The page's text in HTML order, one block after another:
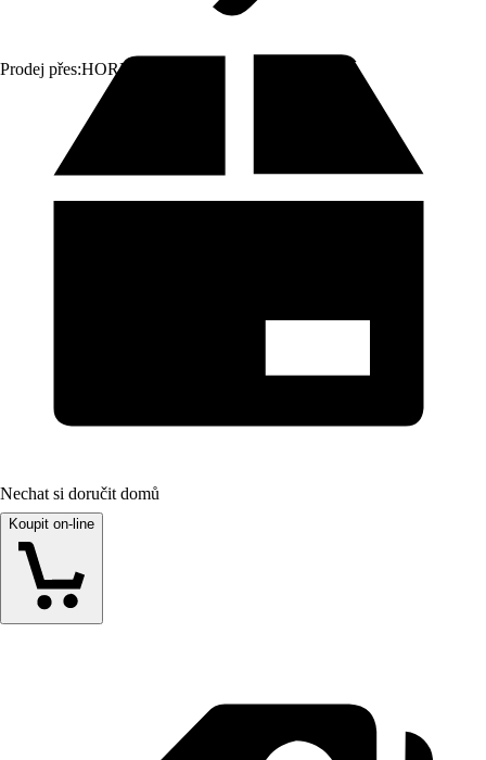
Prodej přes:HORNBACH
Nechat si doručit domů
Koupit on-line